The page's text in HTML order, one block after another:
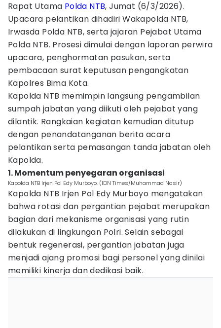
Rapat Utama Polda NTB, Jumat (6/3/2026).
Upacara pelantikan dihadiri Wakapolda NTB,
Irwasda Polda NTB, serta jajaran Pejabat Utama
Polda NTB. Prosesi dimulai dengan laporan perwira
upacara, penghormatan pasukan, serta
pembacaan surat keputusan pengangkatan
Kapolres Bima Kota.
Kapolda NTB memimpin langsung pengambilan
sumpah jabatan yang diikuti oleh pejabat yang
dilantik. Rangkaian kegiatan kemudian ditutup
dengan penandatanganan berita acara
pelantikan serta pemasangan tanda jabatan oleh
Kapolda.
1. Momentum penyegaran organisasi
Kapolda NTB Irjen Pol Edy Murboyo. (IDN Times/Muhammad Nasir)
Kapolda NTB Irjen Pol Edy Murboyo mengatakan
bahwa rotasi dan pergantian pejabat merupakan
bagian dari mekanisme organisasi yang rutin
dilakukan di lingkungan Polri. Selain sebagai
bentuk regenerasi, pergantian jabatan juga
menjadi ajang promosi bagi personel yang dinilai
memiliki kinerja dan dedikasi baik.